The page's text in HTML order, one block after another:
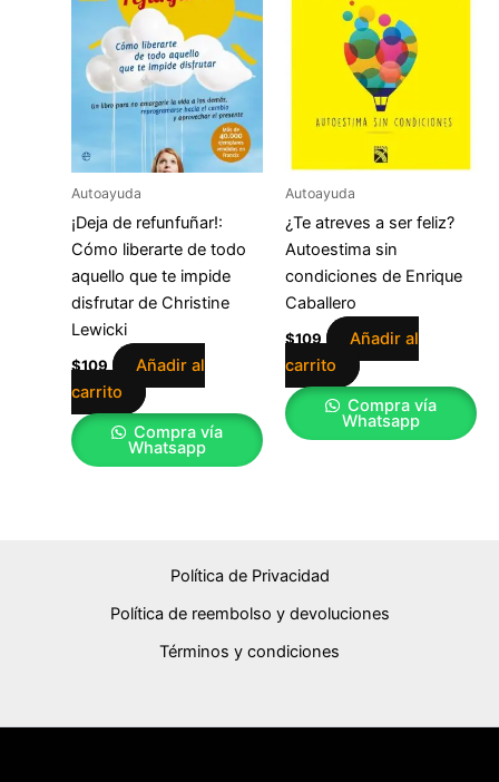
Autoayuda
¡Deja de refunfuñar!:
Cómo liberarte de todo
aquello que te impide
disfrutar de Christine
Lewicki
$109
Añadir al
carrito
Compra vía
Whatsapp
Autoayuda
¿Te atreves a ser feliz?
Autoestima sin
condiciones de Enrique
Caballero
$109
Añadir al
carrito
Compra vía
Whatsapp
Política de Privacidad
Política de reembolso y devoluciones
Términos y condiciones